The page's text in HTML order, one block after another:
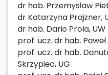
dr hab. Przemysław
dr Katarzyna Prajzner,
dr hab. Dario Prola, UW
prof. ucz. dr hab.
prof. ucz. dr hab.
Skrzypiec, UG